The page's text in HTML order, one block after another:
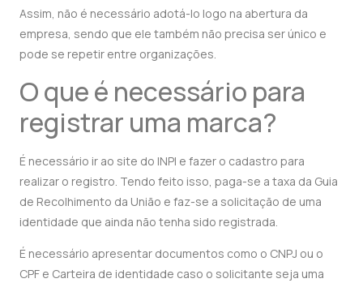
Assim, não é necessário adotá-lo logo na abertura da
empresa, sendo que ele também não precisa ser único e
pode se repetir entre organizações.
O que é necessário para
registrar uma marca?
É necessário ir ao site do INPI e fazer o cadastro para
realizar o registro. Tendo feito isso, paga-se a taxa da Guia
de Recolhimento da União e faz-se a solicitação de uma
identidade que ainda não tenha sido registrada.
É necessário apresentar documentos como o CNPJ ou o
CPF e Carteira de identidade caso o solicitante seja uma